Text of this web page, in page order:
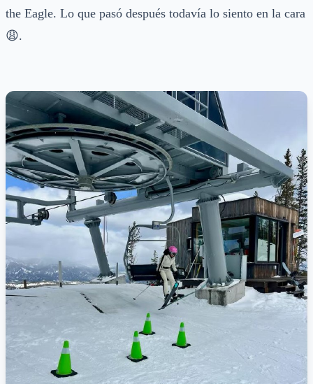
the Eagle. Lo que pasó después todavía lo siento en la cara
😩.